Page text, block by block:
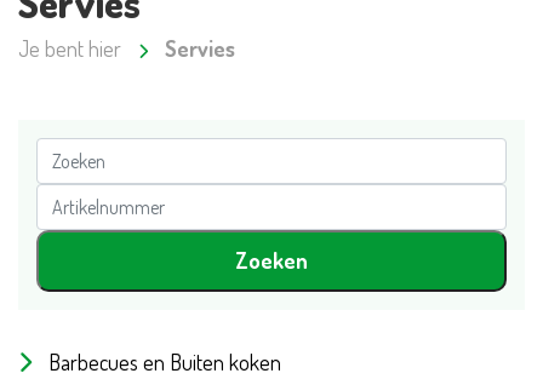
Je bent hier Servies
Barbecues en Buiten koken